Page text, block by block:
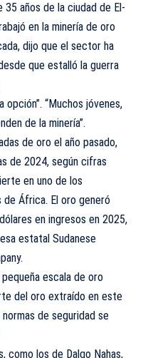
35 años de la ciudad de El-
en la minería de oro
dijo que el sector ha
que estalló la guerra
opción”. “Muchos jóvenes,
de la minería”.
de oro el año pasado,
de 2024, según cifras
en uno de los
África. El oro generó
en ingresos en 2025,
estatal Sudanese
escala de oro
del oro extraído en este
de seguridad se
como los de Dalgo Nahas,